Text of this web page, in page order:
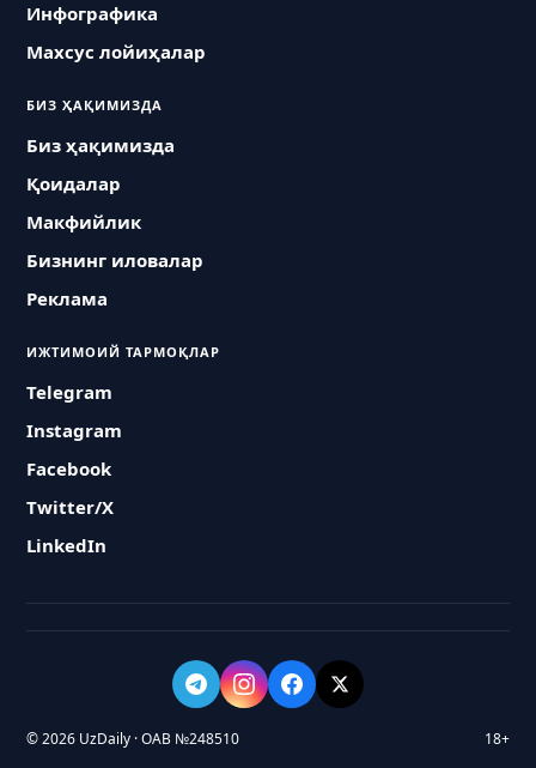
Инфографика
Махсус лойиҳалар
БИЗ ҲАҚИМИЗДА
Биз ҳақимизда
Қоидалар
Макфийлик
Бизнинг иловалар
Реклама
ИЖТИМОИЙ ТАРМОҚЛАР
Telegram
Instagram
Facebook
Twitter/X
LinkedIn
© 2026 UzDaily · ОАВ №248510 18+